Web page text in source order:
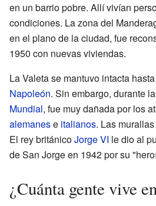
en un barrio pobre. Allí vivían
condiciones. La zona del
en el plano de la ciudad, fue
1950 con nuevas viviendas.
La Valeta se mantuvo intacta
Napoleón. Sin embargo, durante la
Mundial, fue muy dañada por los
alemanese italianos. Las
El rey británicoJorge VI le dio al
de San Jorge en 1942 por su
¿Cuánta gente vive